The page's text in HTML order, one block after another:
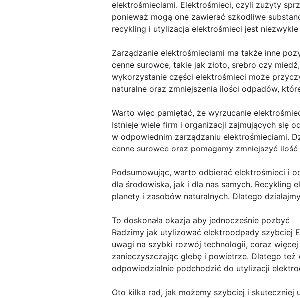
elektrośmieciami. Elektrośmieci, czyli zużyty
ponieważ mogą one zawierać szkodliwe
recykling i utylizacja elektrośmieci jest
Zarządzanie elektrośmieciami ma także inne
cenne surowce, takie jak złoto, srebro czy
wykorzystanie części elektrośmieci może
naturalne oraz zmniejszenia ilości odpadów,
Warto więc pamiętać, że wyrzucanie
Istnieje wiele firm i organizacji zajmujących się
w odpowiednim zarządzaniu elektrośmieciami.
cenne surowce oraz pomagamy zmniejszyć
Podsumowując, warto odbierać elektrośmieci i
dla środowiska, jak i dla nas samych. Recykling
planety i zasobów naturalnych. Dlatego
To doskonała okazja aby jednocześnie pozbyć
Radzimy jak utylizować elektroodpady szybciej
uwagi na szybki rozwój technologii, coraz
zanieczyszczając glebę i powietrze. Dlatego też
odpowiedzialnie podchodzić do utylizacji
Oto kilka rad, jak możemy szybciej i skuteczniej